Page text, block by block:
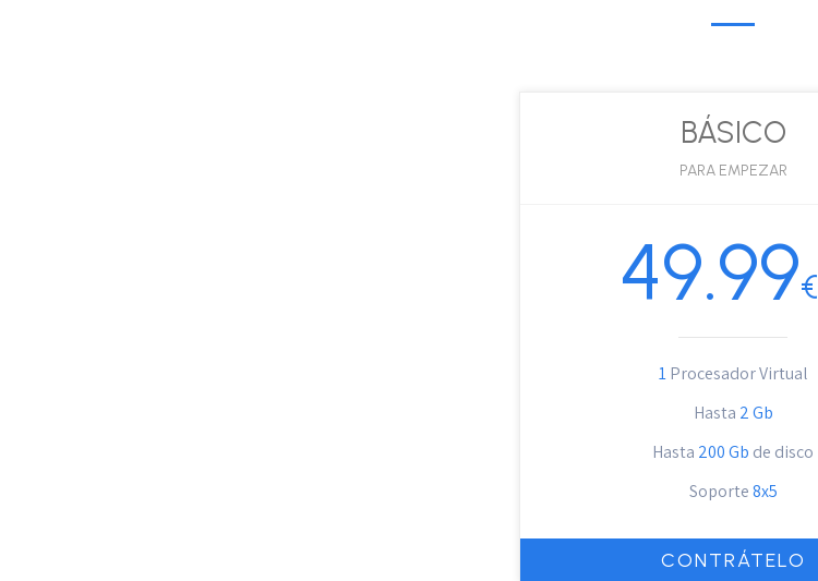
BÁSICO
PARA EMPEZAR
49.99€
1Procesador Virtual
Hasta 2 Gb
Hasta 200 Gb de disco
Soporte8x5
CONTRÁTELO